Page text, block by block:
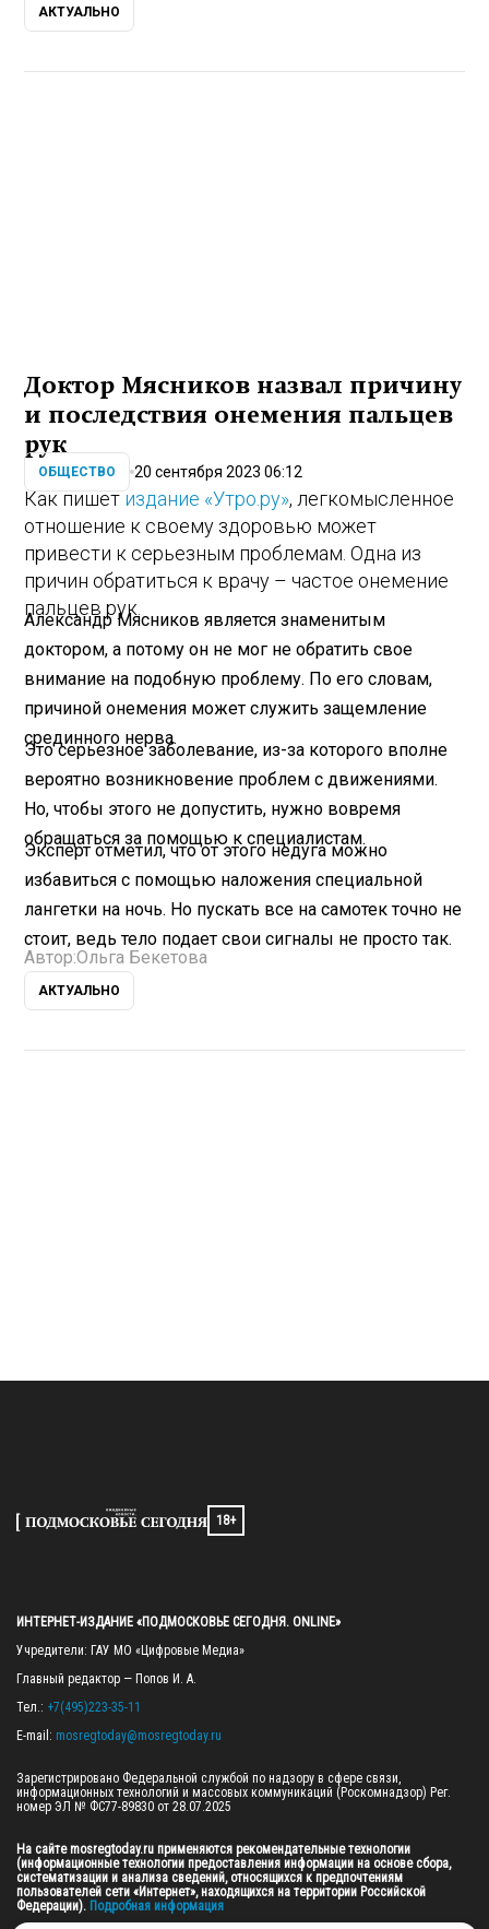
АКТУАЛЬНО
Доктор Мясников назвал причину
и последствия онемения пальцев
рук
ОБЩЕСТВО 20 сентября 2023 06:12
Как пишетиздание «Утро.ру», легкомысленное
отношение к своему здоровью может
привести к серьезным проблемам. Одна из
причин обратиться к врачу – частое онемение
пальцев рук.
Александр Мясников является знаменитым
доктором, а потому он не мог не обратить свое
внимание на подобную проблему. По его словам,
причиной онемения может служить защемление
срединного нерва.
Это серьезное заболевание, из-за которого вполне
вероятно возникновение проблем с движениями.
Но, чтобы этого не допустить, нужно вовремя
обращаться за помощью к специалистам.
Эксперт отметил, что от этого недуга можно
избавиться с помощью наложения специальной
лангетки на ночь. Но пускать все на самотек точно не
стоит, ведь тело подает свои сигналы не просто так.
Автор:Ольга Бекетова
АКТУАЛЬНО
18+
ИНТЕРНЕТ-ИЗДАНИЕ «ПОДМОСКОВЬЕ СЕГОДНЯ. ONLINE»
Учредители: ГАУ МО «Цифровые Медиа»
Главный редактор — Попов И. А.
Тел.: +7(495)223-35-11
E-mail: mosregtoday@mosregtoday.ru
Зарегистрировано Федеральной службой по надзору в сфере связи,
информационных технологий и массовых коммуникаций (Роскомнадзор) Рег.
номер ЭЛ № ФС77-89830 от 28.07.2025
На сайте mosregtoday.ru применяются рекомендательные технологии
(информационные технологии предоставления информации на основе сбора,
систематизации и анализа сведений, относящихся к предпочтениям
пользователей сети «Интернет», находящихся на территории Российской
Федерации). Подробная информация